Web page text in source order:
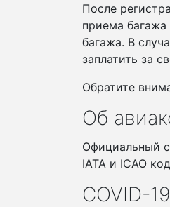
После
приема
багажа. В
заплатить за
Обратите
Об
Официальный
IATA и ICAO
COVID-19